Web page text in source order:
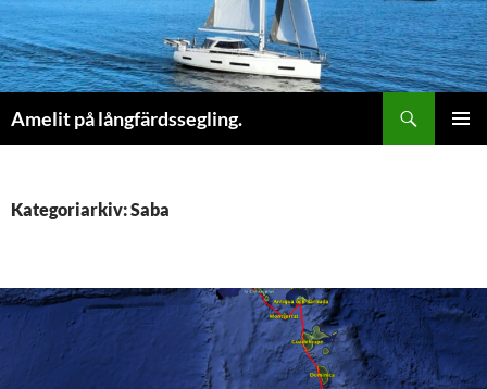
Amelit på långfärdssegling.
Kategoriarkiv: Saba